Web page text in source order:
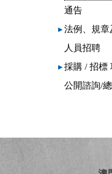
通告
▸法例、規章
人員招聘
▸採購 / 招標
公開諮詢/